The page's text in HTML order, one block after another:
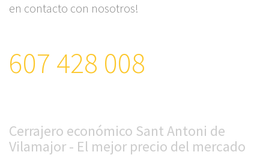
en contacto con nosotros!
607 428 008
Cerrajero económico Sant Antoni de
Vilamajor - El mejor precio del mercado